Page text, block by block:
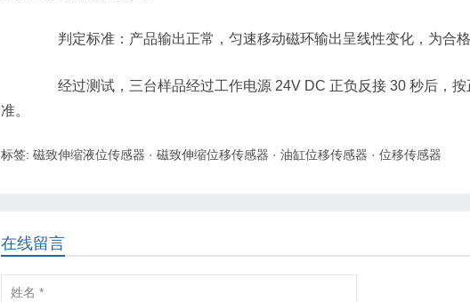
判定标准：产品输出正常，匀速移动磁环输出呈线性变化，为合格
经过测试，三台样品经过工作电源 24V DC 正负反接 30 秒后，按
准。
标签: 磁致伸缩液位传感器 · 磁致伸缩位移传感器 · 油缸位移传感器 · 位移传感器
在线留言